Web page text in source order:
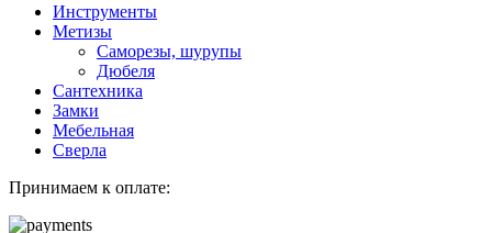
Инструменты
Метизы
Саморезы, шурупы
Дюбеля
Сантехника
Замки
Мебельная
Сверла
Принимаем к оплате: